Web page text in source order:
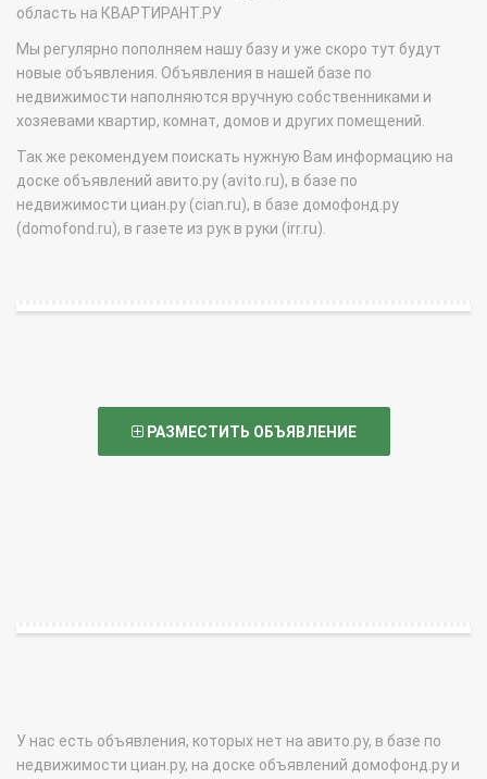
область на КВАРТИРАНТ.РУ
Мы регулярно пополняем нашу базу и уже скоро тут будут
новые объявления. Объявления в нашей базе по
недвижимости наполняются вручную собственниками и
хозяевами квартир, комнат, домов и других помещений.
Так же рекомендуем поискать нужную Вам информацию на
доске объявлений авито.ру (avito.ru), в базе по
недвижимости циан.ру (cian.ru), в базе домофонд.ру
(domofond.ru), в газете из рук в руки (irr.ru).
РАЗМЕСТИТЬ ОБЪЯВЛЕНИЕ
У нас есть объявления, которых нет на авито.ру, в базе по
недвижимости циан.ру, на доске объявлений домофонд.ру и